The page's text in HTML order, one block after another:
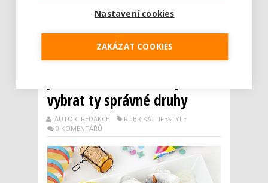
Číst dál
Těhotné ženy se ryb v
vybrat ty správné druhy
AUTOR: REDAKCE
RUBRIKA: LIFESTYLE
0 KOMENTÁŘŮ
Nastavení cookies
ZAKÁZAT COOKIES